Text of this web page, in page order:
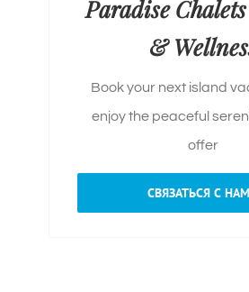
Paradise Chalets
&
Book your next island
enjoy the peaceful
offer
СВЯЗАТЬСЯ С